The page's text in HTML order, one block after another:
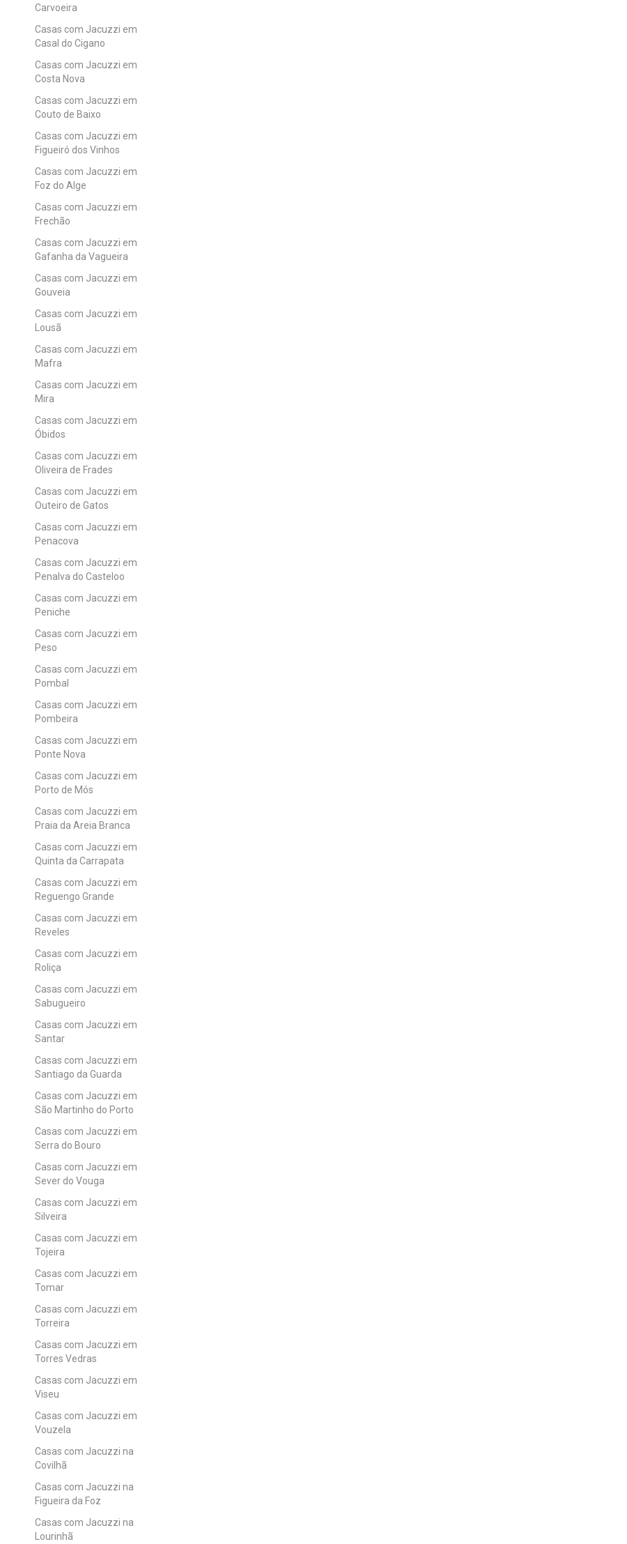
Carvoeira
Casas com Jacuzzi em
Casal do Cigano
Casas com Jacuzzi em
Costa Nova
Casas com Jacuzzi em
Couto de Baixo
Casas com Jacuzzi em
Figueiró dos Vinhos
Casas com Jacuzzi em
Foz do Alge
Casas com Jacuzzi em
Frechão
Casas com Jacuzzi em
Gafanha da Vagueira
Casas com Jacuzzi em
Gouveia
Casas com Jacuzzi em
Lousã
Casas com Jacuzzi em
Mafra
Casas com Jacuzzi em
Mira
Casas com Jacuzzi em
Óbidos
Casas com Jacuzzi em
Oliveira de Frades
Casas com Jacuzzi em
Outeiro de Gatos
Casas com Jacuzzi em
Penacova
Casas com Jacuzzi em
Penalva do Casteloo
Casas com Jacuzzi em
Peniche
Casas com Jacuzzi em
Peso
Casas com Jacuzzi em
Pombal
Casas com Jacuzzi em
Pombeira
Casas com Jacuzzi em
Ponte Nova
Casas com Jacuzzi em
Porto de Mós
Casas com Jacuzzi em
Praia da Areia Branca
Casas com Jacuzzi em
Quinta da Carrapata
Casas com Jacuzzi em
Reguengo Grande
Casas com Jacuzzi em
Reveles
Casas com Jacuzzi em
Roliça
Casas com Jacuzzi em
Sabugueiro
Casas com Jacuzzi em
Santar
Casas com Jacuzzi em
Santiago da Guarda
Casas com Jacuzzi em
São Martinho do Porto
Casas com Jacuzzi em
Serra do Bouro
Casas com Jacuzzi em
Sever do Vouga
Casas com Jacuzzi em
Silveira
Casas com Jacuzzi em
Tojeira
Casas com Jacuzzi em
Tomar
Casas com Jacuzzi em
Torreira
Casas com Jacuzzi em
Torres Vedras
Casas com Jacuzzi em
Viseu
Casas com Jacuzzi em
Vouzela
Casas com Jacuzzi na
Covilhã
Casas com Jacuzzi na
Figueira da Foz
Casas com Jacuzzi na
Lourinhã